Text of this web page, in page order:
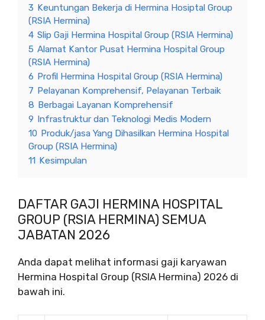
3 Keuntungan Bekerja di Hermina Hosiptal Group
(RSIA Hermina)
4 Slip Gaji Hermina Hospital Group (RSIA Hermina)
5 Alamat Kantor Pusat Hermina Hospital Group
(RSIA Hermina)
6 Profil Hermina Hospital Group (RSIA Hermina)
7 Pelayanan Komprehensif, Pelayanan Terbaik
8 Berbagai Layanan Komprehensif
9 Infrastruktur dan Teknologi Medis Modern
10 Produk/jasa Yang Dihasilkan Hermina Hospital
Group (RSIA Hermina)
11 Kesimpulan
DAFTAR GAJI HERMINA HOSPITAL
GROUP (RSIA HERMINA) SEMUA
JABATAN 2026
Anda dapat melihat informasi gaji karyawan
Hermina Hospital Group (RSIA Hermina) 2026 di
bawah ini.